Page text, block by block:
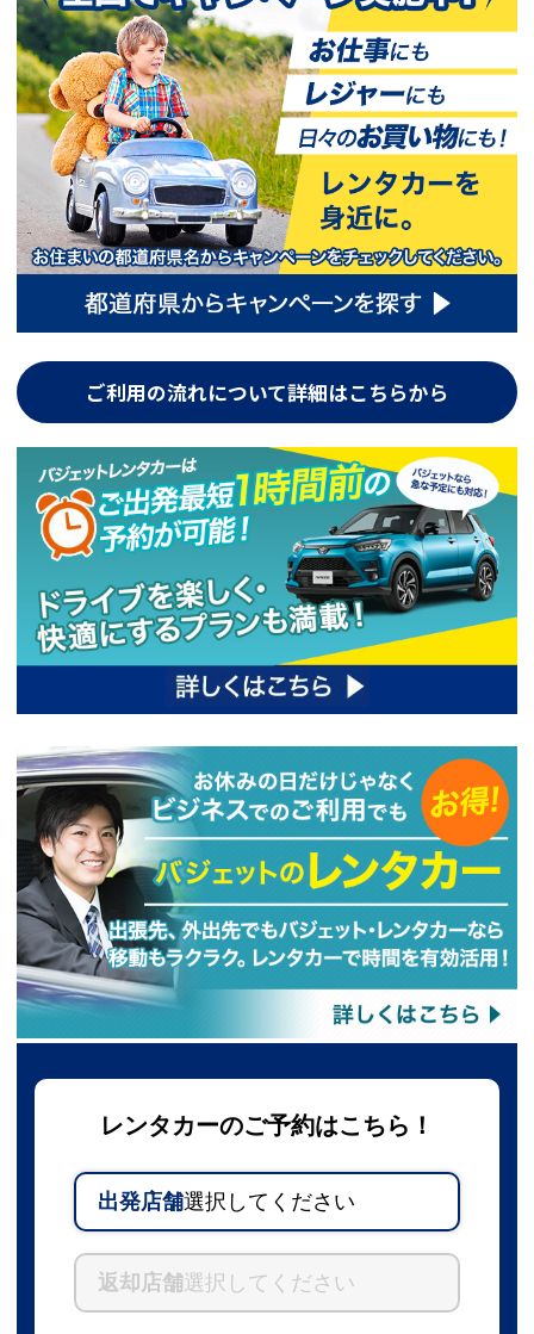
ご利用の流れについて詳細はこちらから
レンタカーのご予約はこちら！
出発店舗選択してください
返却店舗選択してください